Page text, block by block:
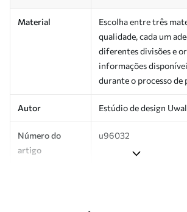
Material
Escolha entre três
qualidade, cada um
diferentes divisões e
informações
durante o processo de
Autor Estúdio de design
Número do
artigo
u96032